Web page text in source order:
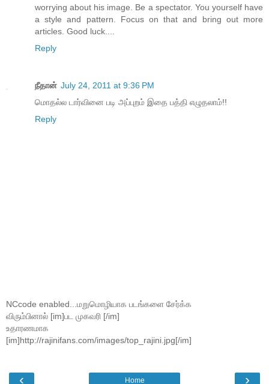
worrying about his image. Be a spectator. You yourself have
a style and pattern. Focus on that and bring out more
articles. Good luck....
Reply
நீதான் July 24, 2011 at 9:36 PM
மொதல்ல டார்வினை படி அப்புறம் இதை பத்தி எழுதலாம்!!
Reply
NCcode enabled...மறுமொழியாக படங்களை சேர்க்க
விரும்பினால் [im]பட முகவரி [/im]
உதாரணமாக
[im]http://rajinifans.com/images/top_rajini.jpg[/im]
‹ ›
Home